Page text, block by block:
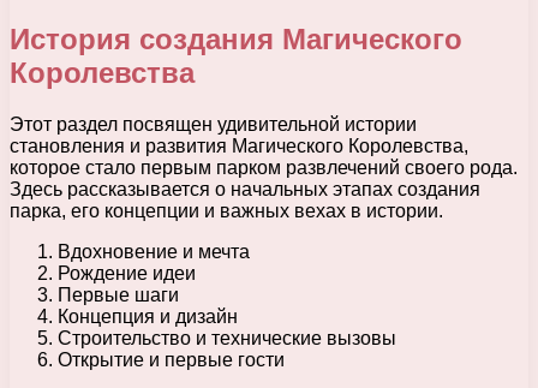
История создания Магического
Королевства
Этот раздел посвящен удивительной истории
становления и развития Магического Королевства,
которое стало первым парком развлечений своего рода.
Здесь рассказывается о начальных этапах создания
парка, его концепции и важных вехах в истории.
Вдохновение и мечта
Рождение идеи
Первые шаги
Концепция и дизайн
Строительство и технические вызовы
Открытие и первые гости